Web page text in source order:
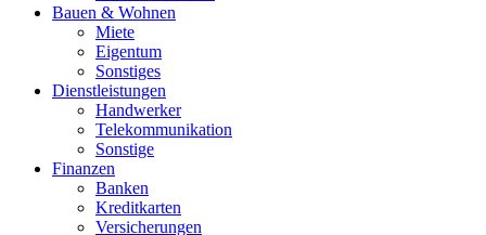
Bauen & Wohnen
Miete
Eigentum
Sonstiges
Dienstleistungen
Handwerker
Telekommunikation
Sonstige
Finanzen
Banken
Kreditkarten
Versicherungen